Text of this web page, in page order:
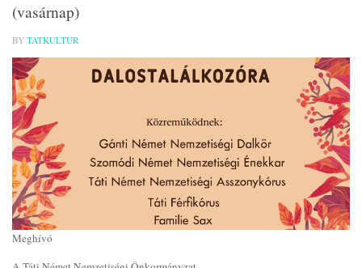
(vasárnap)
BY TATKULTUR
Meghívó